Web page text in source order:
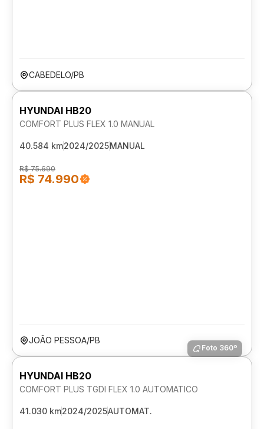
CABEDELO/PB
HYUNDAI HB20
COMFORT PLUS FLEX 1.0 MANUAL
40.584 km2024/2025MANUAL
R$ 75.690
R$ 74.990
JOÃO PESSOA/PB
Foto 360º
HYUNDAI HB20
COMFORT PLUS TGDI FLEX 1.0 AUTOMATICO
41.030 km2024/2025AUTOMAT.